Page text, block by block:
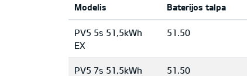
Modelis Baterijos talpa
PV5 5s 51,5kWh
EX
51.50
PV5 7s 51,5kWh
51.50